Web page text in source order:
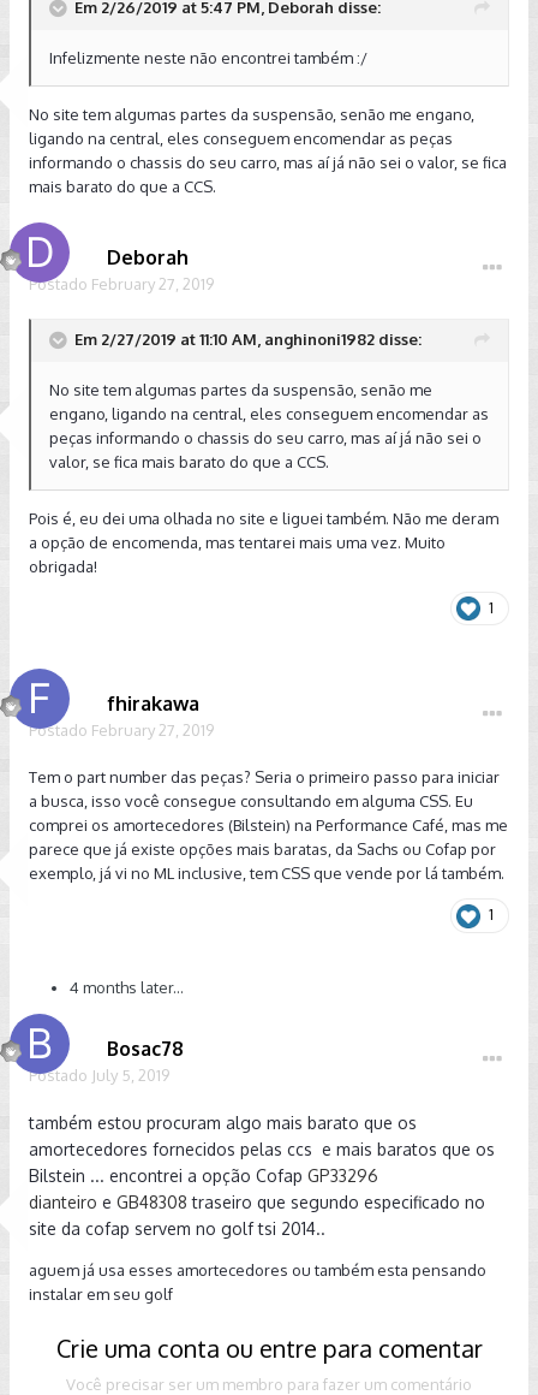
Em 2/26/2019 at 5:47 PM, Deborah disse:
Infelizmente neste não encontrei também :/
No site tem algumas partes da suspensão, senão me engano,
ligando na central, eles conseguem encomendar as peças
informando o chassis do seu carro, mas aí já não sei o valor, se fica
mais barato do que a CCS.
Deborah
Postado February 27, 2019
Em 2/27/2019 at 11:10 AM, anghinoni1982 disse:
No site tem algumas partes da suspensão, senão me
engano, ligando na central, eles conseguem encomendar as
peças informando o chassis do seu carro, mas aí já não sei o
valor, se fica mais barato do que a CCS.
Pois é, eu dei uma olhada no site e liguei também. Não me deram
a opção de encomenda, mas tentarei mais uma vez. Muito
obrigada!
1
fhirakawa
Postado February 27, 2019
Tem o part number das peças? Seria o primeiro passo para iniciar
a busca, isso você consegue consultando em alguma CSS. Eu
comprei os amortecedores (Bilstein) na Performance Café, mas me
parece que já existe opções mais baratas, da Sachs ou Cofap por
exemplo, já vi no ML inclusive, tem CSS que vende por lá também.
1
4 months later...
Bosac78
Postado July 5, 2019
também estou procuram algo mais barato que os
amortecedores fornecidos pelas ccs e mais baratos que os
Bilstein ... encontrei a opção Cofap GP33296
dianteiro e GB48308 traseiro que segundo especificado no
site da cofap servem no golf tsi 2014..
aguem já usa esses amortecedores ou também esta pensando
instalar em seu golf
Crie uma conta ou entre para comentar
Você precisar ser um membro para fazer um comentário